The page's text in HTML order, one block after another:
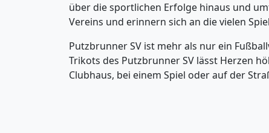
über die sportlichen Erfolge hinaus und
Vereins und erinnern sich an die vielen
Putzbrunner SV ist mehr als nur ein
Trikots des Putzbrunner SV lässt Herzen
Clubhaus, bei einem Spiel oder auf der